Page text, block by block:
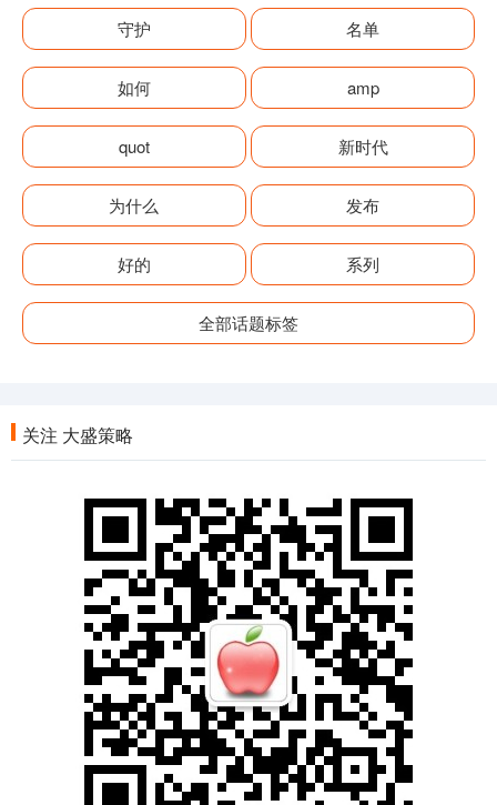
守护 名单
如何 amp
quot 新时代
为什么 发布
好的 系列
全部话题标签
关注 大盛策略